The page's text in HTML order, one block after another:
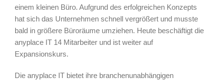
einem kleinen Büro. Aufgrund des erfolgreichen Konzepts
hat sich das Unternehmen schnell vergrößert und musste
bald in größere Büroräume umziehen. Heute beschäftigt die
anyplace IT 14 Mitarbeiter und ist weiter auf
Expansionskurs.
Die anyplace IT bietet ihre branchenunabhängigen